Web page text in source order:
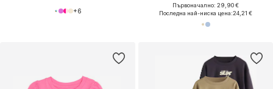
+6
Първоначално: 29,90 €
Последна най-ниска цена:24,21 €